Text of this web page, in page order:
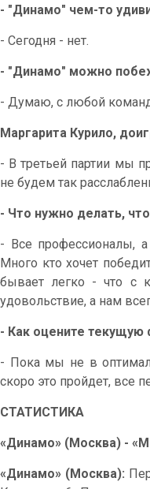
- "Динамо" чем-то
- Сегодня - нет.
- "Динамо" можно
- Думаю, с любой
Маргарита Курило,
- В третьей партии мы
не будем так
- Что нужно делать,
- Все профессионалы, а
Много кто хочет
бывает легко - что с
удовольствие, а нам
- Как оцените
- Пока мы не в
скоро это пройдет, все
СТАТИСТИКА
«Динамо» (Москва) -
«Динамо» (Москва):